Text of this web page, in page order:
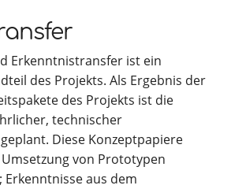
Erkenntnistransfer ist ein
des Projekts. Als Ergebnis der
des Projekts ist die
technischer
Diese Konzeptpapiere
von Prototypen
aus dem